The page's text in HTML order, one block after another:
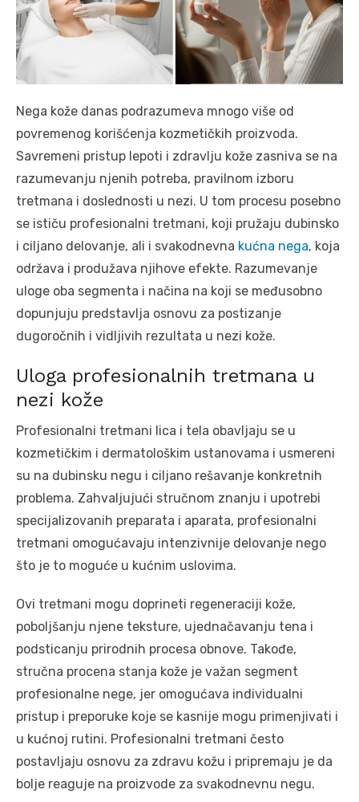
Nega kože danas podrazumeva mnogo više od
povremenog korišćenja kozmetičkih proizvoda.
Savremeni pristup lepoti i zdravlju kože zasniva se na
razumevanju njenih potreba, pravilnom izboru
tretmana i doslednosti u nezi. U tom procesu posebno
se ističu profesionalni tretmani, koji pružaju dubinsko
i ciljano delovanje, ali i svakodnevna kućna nega, koja
održava i produžava njihove efekte. Razumevanje
uloge oba segmenta i načina na koji se međusobno
dopunjuju predstavlja osnovu za postizanje
dugoročnih i vidljivih rezultata u nezi kože.
Uloga profesionalnih tretmana u
nezi kože
Profesionalni tretmani lica i tela obavljaju se u
kozmetičkim i dermatološkim ustanovama i usmereni
su na dubinsku negu i ciljano rešavanje konkretnih
problema. Zahvaljujući stručnom znanju i upotrebi
specijalizovanih preparata i aparata, profesionalni
tretmani omogućavaju intenzivnije delovanje nego
što je to moguće u kućnim uslovima.
Ovi tretmani mogu doprineti regeneraciji kože,
poboljšanju njene teksture, ujednačavanju tena i
podsticanju prirodnih procesa obnove. Takođe,
stručna procena stanja kože je važan segment
profesionalne nege, jer omogućava individualni
pristup i preporuke koje se kasnije mogu primenjivati i
u kućnoj rutini. Profesionalni tretmani često
postavljaju osnovu za zdravu kožu i pripremaju je da
bolje reaguje na proizvode za svakodnevnu negu.